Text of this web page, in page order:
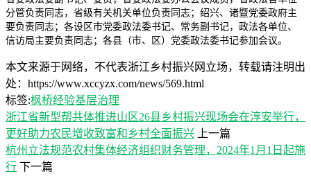
分管负责同志，省级有关机关单位负责同志；绍兴、诸暨党委政府主
要负责同志；各设区市党委政法委书记、常务副书记，政法各单位、
信访局主要负责同志；各县（市、区）党委政法委书记参加会议。
本文来源于网络，不代表浙江乡村振兴网立场，转载请注明出
处：https://www.xccyzx.com/news/569.html
标签:枫桥经验基层治理
浙江省新型帮共体推进山区26县乡村振兴现场会在淳安举行，
更好助力农民增收致富和乡村全面振兴
上一篇
杭州立法规范农村集体经济组织财务管理，2024年1月1日起施
行 下一篇